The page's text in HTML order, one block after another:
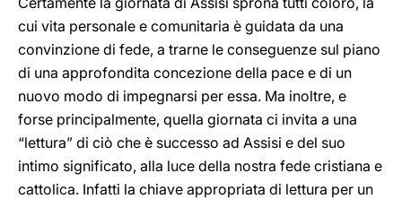
cui vita personale e comunitaria è guidata da una
convinzione di fede, a trarne le conseguenze sul piano
di una approfondita concezione della pace e di un
nuovo modo di impegnarsi per essa. Ma inoltre, e
forse principalmente, quella giornata ci invita a una
“lettura” di ciò che è successo ad Assisi e del suo
intimo significato, alla luce della nostra fede cristiana e
cattolica. Infatti la chiave appropriata di lettura per un